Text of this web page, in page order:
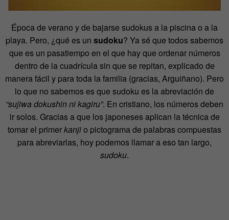
Época de verano y de bajarse sudokus a la piscina o a la
playa. Pero, ¿qué es un sudoku? Ya sé que todos sabemos
que es un pasatiempo en el que hay que ordenar números
dentro de la cuadrícula sin que se repitan, explicado de
manera fácil y para toda la familia (gracias, Arguiñano). Pero
lo que no sabemos es que sudoku es la abreviación de
“sujiwa dokushin ni kagiru”. En cristiano, los números deben
ir solos. Gracias a que los japoneses aplican la técnica de
tomar el primerkanjio pictograma de palabras compuestas
para abreviarlas, hoy podemos llamar a eso tan largo,
sudoku.